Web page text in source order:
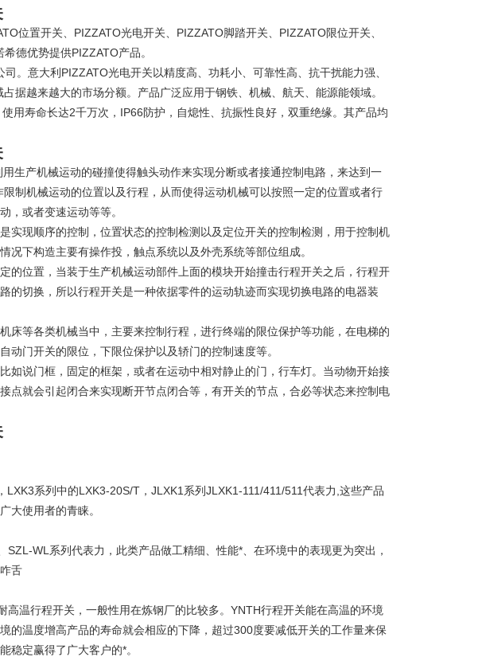
位置开关、PIZZATO光电开关、PIZZATO脚踏开关、PIZZATO限位开关、
德优势提供PIZZATO产品。
。意大利PIZZATO光电开关以精度高、功耗小、可靠性高、抗干扰能力强、
据越来越大的市场分额。产品广泛应用于钢铁、机械、航天、能源能领域。
用寿命长达2千万次，IP66防护，自熄性、抗振性良好，双重绝缘。其产品均
生产机械运动的碰撞使得触头动作来实现分断或者接通控制电路，来达到一
制机械运动的位置以及行程，从而使得运动机械可以按照一定的位置或者行
，或者变速运动等等。
实现顺序的控制，位置状态的控制检测以及定位开关的控制检测，用于控制机
况下构造主要有操作投，触点系统以及外壳系统等部位组成。
的位置，当装于生产机械运动部件上面的模块开始撞击行程开关之后，行程开
的切换，所以行程开关是一种依据零件的运动轨迹而实现切换电路的电器装
床等各类机械当中，主要来控制行程，进行终端的限位保护等功能，在电梯的
动门开关的限位，下限位保护以及轿门的控制速度等。
如说门框，固定的框架，或者在运动中相对静止的门，行车灯。当动物开始接
点就会引起闭合来实现断开节点闭合等，有开关的节点，合必等状态来控制电
系列中的LXK3-20S/T，JLXK1系列JLXK1-111/411/511代表力,这些产品
大使用者的青睐。
WL系列代表力，此类产品做工精细、性能*、在环境中的表现更为突出，
舌
高温行程开关，一般性用在炼钢厂的比较多。YNTH行程开关能在高温的环境
的温度增高产品的寿命就会相应的下降，超过300度要减低开关的工作量来保
稳定赢得了广大客户的*。